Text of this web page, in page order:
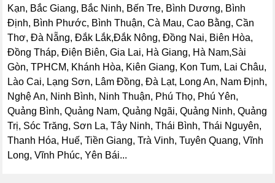
Kạn, Bắc Giang, Bắc Ninh, Bến Tre, Bình Dương, Bình
Định, Bình Phước, Bình Thuận, Cà Mau, Cao Bằng, Cần
Thơ, Đà Nẵng, Đắk Lắk,Đắk Nông, Đồng Nai, Biên Hòa,
Đồng Tháp, Điện Biên, Gia Lai, Hà Giang, Hà Nam,Sài
Gòn, TPHCM, Khánh Hòa, Kiên Giang, Kon Tum, Lai Châu,
Lào Cai, Lạng Sơn, Lâm Đồng, Đà Lạt, Long An, Nam Định,
Nghệ An, Ninh Bình, Ninh Thuận, Phú Thọ, Phú Yên,
Quảng Bình, Quảng Nam, Quảng Ngãi, Quảng Ninh, Quảng
Trị, Sóc Trăng, Sơn La, Tây Ninh, Thái Bình, Thái Nguyên,
Thanh Hóa, Huế, Tiền Giang, Trà Vinh, Tuyên Quang, Vĩnh
Long, Vĩnh Phúc, Yên Bái...